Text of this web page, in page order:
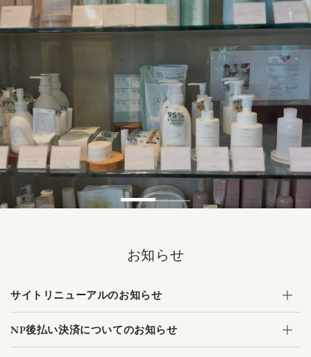
コンテンツにスキッ
プする
お知らせ
サイトリニューアルのお知らせ
NP後払い決済についてのお知らせ